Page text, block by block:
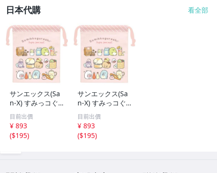
日本代購 看全部
サンエックス(Sa
n-X) すみっコぐ
らし コップ巾着
CA61701 H190×
W155×D80mm
目前出價
¥ 893
($195)
サンエックス(Sa
n-X) すみっコぐ
らし コップ巾着
CA61701 H190×
W155×D80mm
目前出價
¥ 893
($195)